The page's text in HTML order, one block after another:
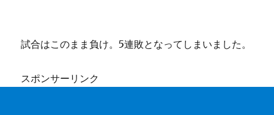
試合はこのまま負け。5連敗となってしまいました。
スポンサーリンク